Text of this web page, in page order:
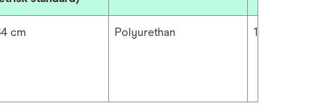
cm Polyurethan 1.969 mil